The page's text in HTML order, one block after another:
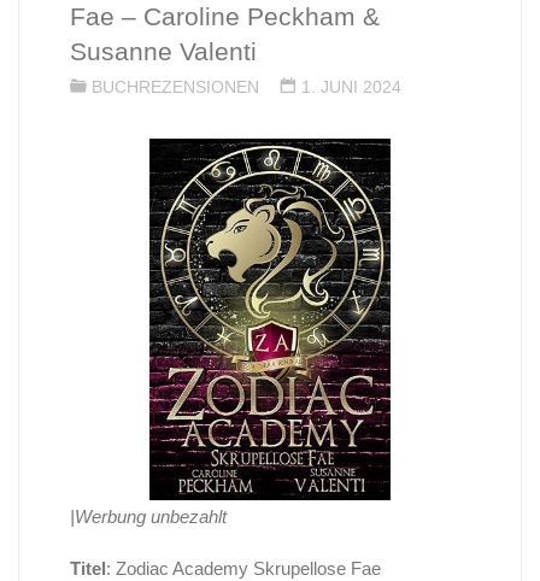
Fae – Caroline Peckham &
Susanne Valenti
BUCHREZENSIONEN 1. JUNI 2024
|Werbung unbezahlt
Titel: Zodiac Academy Skrupellose Fae